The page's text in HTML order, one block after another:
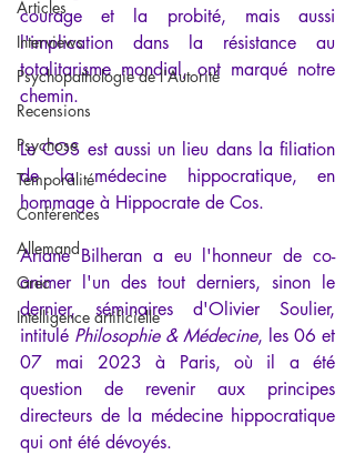
Articles
Interviews
Psychopathologie de l'Autorité
Recensions
Psychose
Temporalité
Conférences
Allemand
Grec
Intelligence artificielle
courage et la probité, mais aussi
l'implication dans la résistance au
totalitarisme mondial, ont marqué notre
chemin.
Le COS est aussi un lieu dans la filiation
de la médecine hippocratique, en
hommage à Hippocrate de Cos.
Ariane Bilheran a eu l'honneur de co-
animer l'un des tout derniers, sinon le
dernier, séminaires d'Olivier Soulier,
intitulé Philosophie & Médecine, les 06 et
07 mai 2023 à Paris, où il a été
question de revenir aux principes
directeurs de la médecine hippocratique
qui ont été dévoyés.